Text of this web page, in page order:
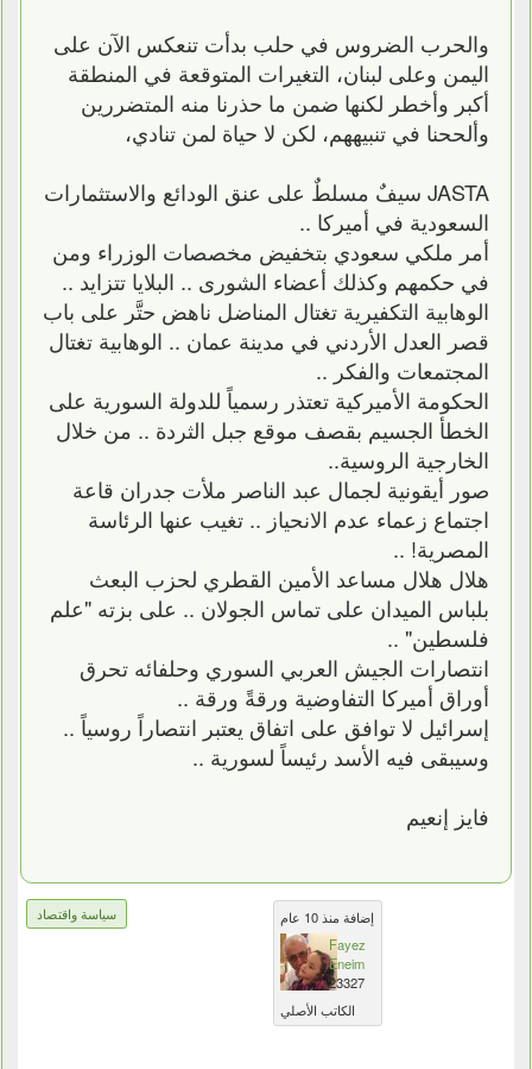
والحرب الضروس في حلب بدأت تنعكس الآن على
اليمن وعلى لبنان، التغيرات المتوقعة في المنطقة
أكبر وأخطر لكنها ضمن ما حذرنا منه المتضررين
وألححنا في تنبيههم، لكن لا حياة لمن تنادي،
JASTA سيفٌ مسلطٌ على عنق الودائع والاستثمارات
السعودية في أميركا ..
أمر ملكي سعودي بتخفيض مخصصات الوزراء ومن
في حكمهم وكذلك أعضاء الشورى .. البلايا تتزايد ..
الوهابية التكفيرية تغتال المناضل ناهض حتَّر على باب
قصر العدل الأردني في مدينة عمان .. الوهابية تغتال
المجتمعات والفكر ..
الحكومة الأميركية تعتذر رسمياً للدولة السورية على
الخطأ الجسيم بقصف موقع جبل الثردة .. من خلال
الخارجية الروسية..
صور أيقونية لجمال عبد الناصر ملأت جدران قاعة
اجتماع زعماء عدم الانحياز .. تغيب عنها الرئاسة
المصرية! ..
هلال هلال مساعد الأمين القطري لحزب البعث
بلباس الميدان على تماس الجولان .. على بزته "علم
فلسطين" ..
انتصارات الجيش العربي السوري وحلفائه تحرق
أوراق أميركا التفاوضية ورقةً ورقة ..
إسرائيل لا توافق على اتفاق يعتبر انتصاراً روسياً ..
وسيبقى فيه الأسد رئيساً لسورية ..
فايز إنعيم
سياسة واقتصاد
إضافة منذ 10 عام
Fayez
Eneim
23327
الكاتب الأصلي